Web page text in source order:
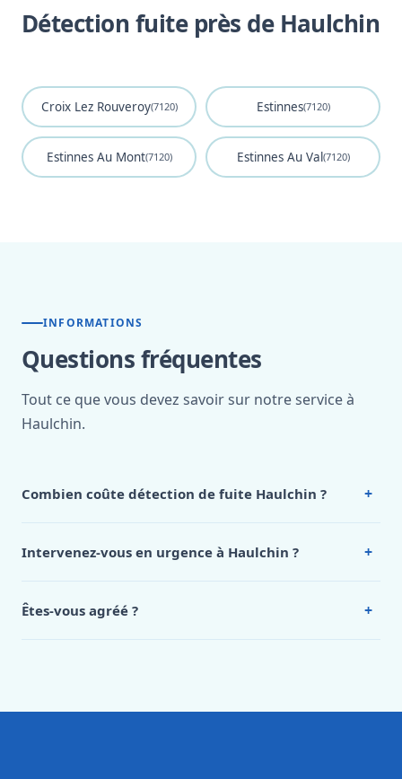
Détection fuite près de Haulchin
Croix Lez Rouveroy(7120) Estinnes(7120)
Estinnes Au Mont(7120) Estinnes Au Val(7120)
INFORMATIONS
Questions fréquentes
Tout ce que vous devez savoir sur notre service à
Haulchin.
Combien coûte détection de fuite Haulchin ? +
Haulchin, appelez le 0472 53 24 26.
Intervenez-vous en urgence à Haulchin ? +
Êtes-vous agréé ? +